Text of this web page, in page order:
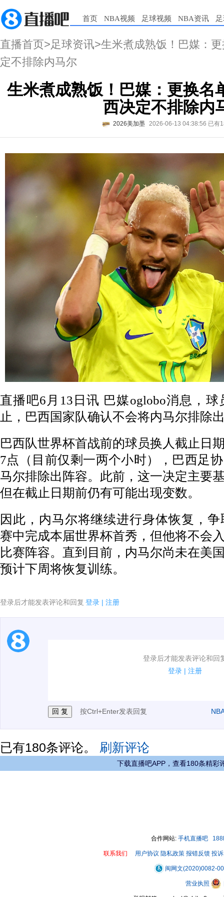
首页 NBA视频 足球视频 NBA资讯
直播首页>足球资讯>生米煮成熟饭！巴媒：
定不排除内马尔
生米煮成熟饭！巴媒：更换名
西决定不排除内
2026美加墨 2026-06-13 04:38:56 已有
直播吧6月13日讯 巴媒oglobo消息，
止，巴西国家队确认不会将内马尔排除
巴西队世界杯首战前的球员换人截止日
7点（目前仅剩一两个小时），巴西足
马尔排除出阵容。此前，这一决定主要
但在截止日期前仍有可能出现变数。
因此，内马尔将继续进行身体恢复，
赛中完成本届世界杯首秀，但他将不会
比赛阵容。直到目前，内马尔尚未在美
预计下周将恢复训练。
登录后才能发表评论和回复 登录 | 注册
登录后才能发表评论和回
登录 | 注册
1.电脑端新用户可以发表评论了！
按Ctrl+Enter发表回复
已有180条评论。 刷新评论
下载直播吧APP，查看180条精彩
合作网站: 手机直播吧
联系我们 用户协议 隐私政策 报错反馈 投
闽网文(2020)0082-
营业执照